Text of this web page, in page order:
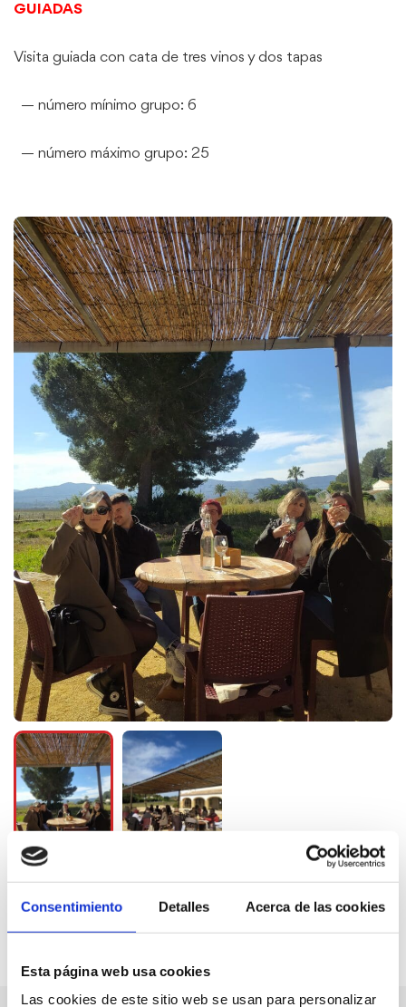
Consentimiento Detalles Acerca de las cookies
Esta página web usa cookies
Las cookies de este sitio web se usan para personalizar
GUIADAS
Visita guiada con cata de tres vinos y dos tapas
— número mínimo grupo: 6
— número máximo grupo: 25